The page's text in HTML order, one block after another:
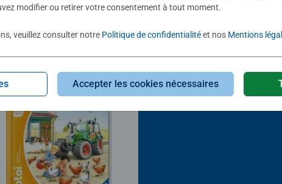
modifier ou retirer votre consentement à tout moment.
veuillez consulter notre Politique de confidentialitéet nos Mentions
Accepter les cookies nécessaires